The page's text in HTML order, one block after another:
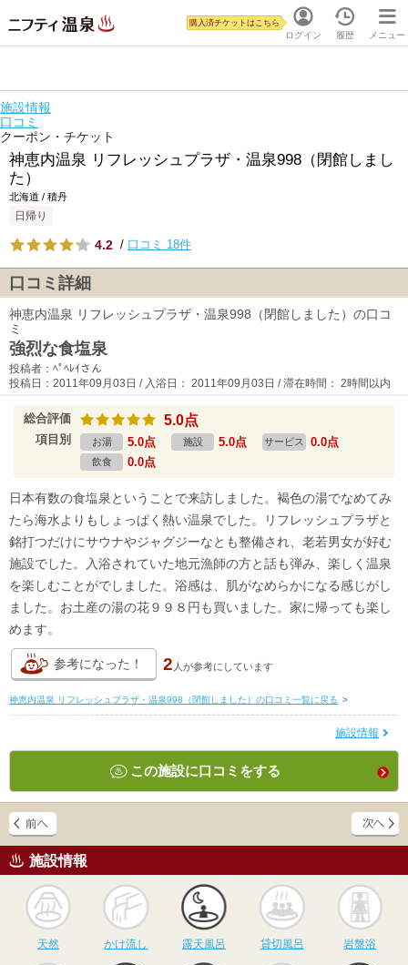
ログイン
購入済チケットはこちら
履歴 メニュー
施設情報
口コミ
クーポン・チケット
神恵内温泉 リフレッシュプラザ・温泉998（閉館しまし
た）
北海道 / 積丹
日帰り
4.2 / 口コミ 18件
口コミ詳細
神恵内温泉 リフレッシュプラザ・温泉998（閉館しました）の口コ
ミ
強烈な食塩泉
投稿者：ﾍﾟﾍﾚｲさん
投稿日：2011年09月03日 / 入浴日： 2011年09月03日 / 滞在時間： 2時間以内
総合評価 5.0点
項目別 お湯 5.0点 施設 5.0点 サービス 0.0点
飲食 0.0点
日本有数の食塩泉ということで来訪しました。褐色の湯でなめてみ
たら海水よりもしょっぱく熱い温泉でした。リフレッシュプラザと
銘打つだけにサウナやジャグジーなとも整備され、老若男女が好む
施設でした。入浴されていた地元漁師の方と話も弾み、楽しく温泉
を楽しむことがでしました。浴感は、肌がなめらかになる感じがし
ました。お土産の湯の花９９８円も買いました。家に帰っても楽し
めます。
参考になった！ 2 人が参考にしています
神恵内温泉 リフレッシュプラザ・温泉998（閉館しました）の口コミ一覧に戻る >
施設情報
この施設に口コミをする
施設情報
天然
かけ流し
かけ流し
露天風呂
露天風呂
貸切風呂
貸切風呂 岩盤浴